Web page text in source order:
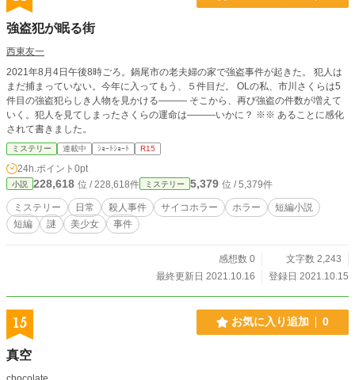
強盗犯が眠る街
西東友一
2021年8月4日午後8時ごろ。鍋尾市の老夫婦の家で強盗事件が起きた。 犯人は
まだ捕まっていない。今年に入ってもう、５件目だ。 OLの私、市川さくらは5
件目の強盗犯らしき人物を見かける――― そこから、再び強盗の件数が増えて
いく。犯人を見てしまったさくらの運命は―――いかに？ ※※ あることに感化
されて書きました。
ミステリー 連載中 ｼｮｰﾄｼｮｰﾄ R15
24h.ポイント 0pt
小説 228,618 位 / 228,618件 ミステリー 5,379 位 / 5,379件
ミステリー 日常 殺人事件 サイコホラー ホラー
短編小説
短編
謎 美少女 事件
感想数 0
文字数 2,243
最終更新日 2021.10.16
登録日 2021.10.15
15 お気に入り追加 0
真空